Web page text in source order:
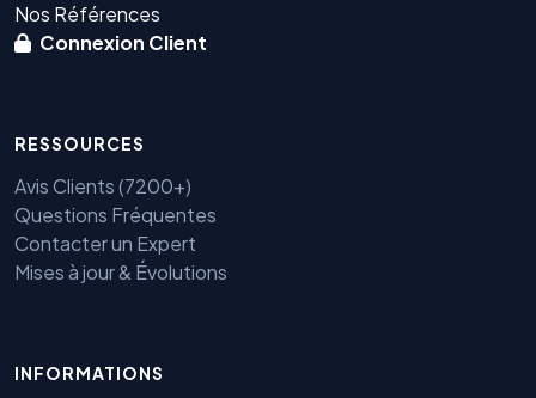
Nos Références
Connexion Client
RESSOURCES
Avis Clients (7200+)
Questions Fréquentes
Contacter un Expert
Mises à jour & Évolutions
INFORMATIONS